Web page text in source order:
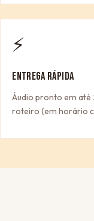
⚡
ENTREGA RÁPIDA
Áudio pronto em até
roteiro (em horário